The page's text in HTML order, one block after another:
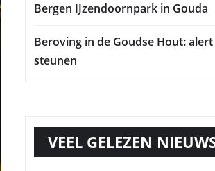
Bergen IJzendoornpark in Gouda
Beroving in de Goudse Hout:
steunen
VEEL GELEZEN